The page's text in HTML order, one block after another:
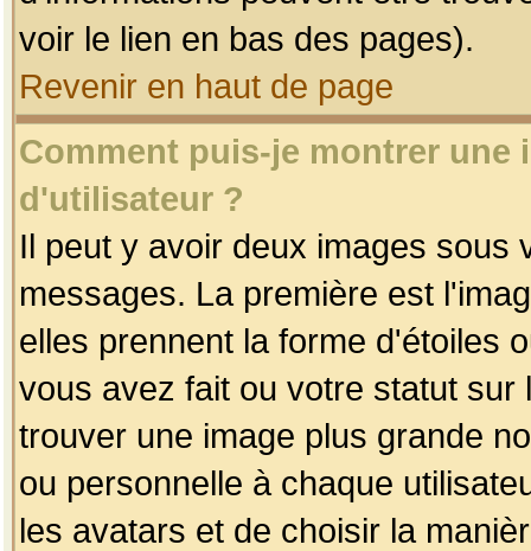
voir le lien en bas des pages).
Revenir en haut de page
Comment puis-je montrer une
d'utilisateur ?
Il peut y avoir deux images sous
messages. La première est
elles prennent la forme d'étoiles
vous avez fait ou votre statut
trouver une image plus grande
ou personnelle à chaque
les avatars et de choisir la